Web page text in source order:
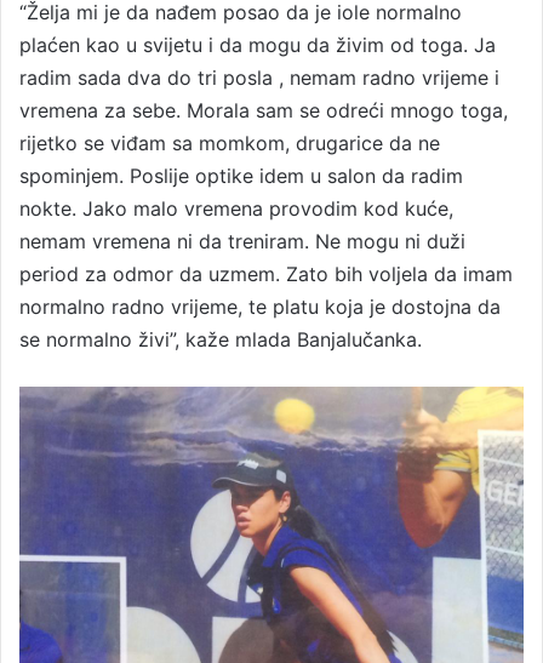
“Želja mi je da nađem posao da je iole normalno
plaćen kao u svijetu i da mogu da živim od toga. Ja
radim sada dva do tri posla , nemam radno vrijeme i
vremena za sebe. Morala sam se odreći mnogo toga,
rijetko se viđam sa momkom, drugarice da ne
spominjem. Poslije optike idem u salon da radim
nokte. Jako malo vremena provodim kod kuće,
nemam vremena ni da treniram. Ne mogu ni duži
period za odmor da uzmem. Zato bih voljela da imam
normalno radno vrijeme, te platu koja je dostojna da
se normalno živi”, kaže mlada Banjalučanka.